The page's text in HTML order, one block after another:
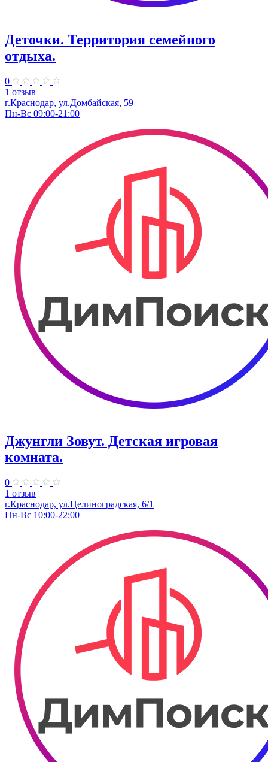
Деточки. Территория семейного
отдыха.
0
1 отзыв
г.Краснодар, ул.Домбайская, 59
Пн-Вс 09:00-21:00
Джунгли Зовут. Детская игровая
комната.
0
1 отзыв
г.Краснодар, ул.​Целиноградская, 6/1
Пн-Вс 10:00-22:00